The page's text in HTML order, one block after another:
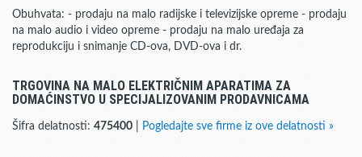
Obuhvata: - prodaju na malo radijske i televizijske opreme - prodaju
na malo audio i video opreme - prodaju na malo uređaja za
reprodukciju i snimanje CD-ova, DVD-ova i dr.
TRGOVINA NA MALO ELEKTRIČNIM APARATIMA ZA
DOMAĆINSTVO U SPECIJALIZOVANIM PRODAVNICAMA
Šifra delatnosti: 475400 Pogledajte sve firme iz ove delatnosti »